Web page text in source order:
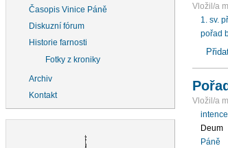
Časopis Vinice Páně
Diskuzní fórum
Historie farnosti
Fotky z kroniky
Archiv
Kontakt
Vložil/a
1. sv.
pořad
Vložil/a
intence
Deum
Páně